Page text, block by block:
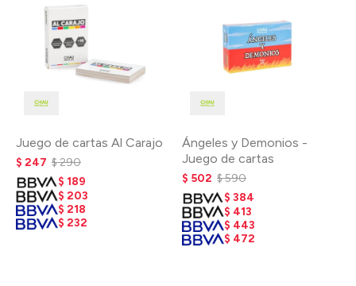
Juego de cartas Al Carajo
$ 247 $290
$ 189
$ 203
$ 218
$ 232
Ángeles y Demonios -
Juego de cartas
$ 502 $590
$ 384
$ 413
$ 443
$ 472